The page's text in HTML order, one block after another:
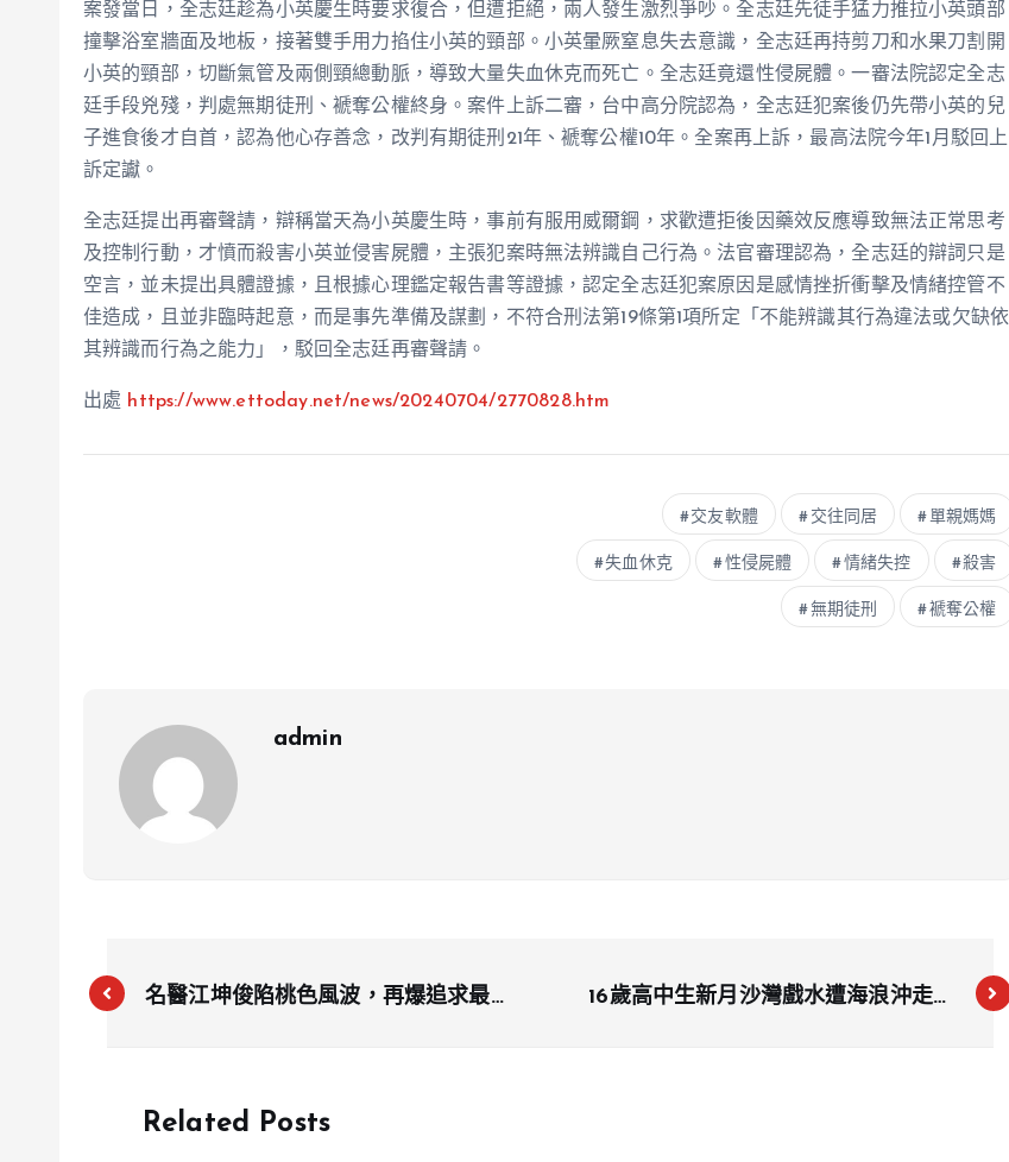
案發當日，全志廷趁為小英慶生時要求復合，但遭拒絕，兩人發生激烈爭吵。全志廷先徒手猛力推拉小英頭部
撞擊浴室牆面及地板，接著雙手用力掐住小英的頸部。小英暈厥窒息失去意識，全志廷再持剪刀和水果刀割開
小英的頸部，切斷氣管及兩側頸總動脈，導致大量失血休克而死亡。全志廷竟還性侵屍體。一審法院認定全志
廷手段兇殘，判處無期徒刑、褫奪公權終身。案件上訴二審，台中高分院認為，全志廷犯案後仍先帶小英的兒
子進食後才自首，認為他心存善念，改判有期徒刑21年、褫奪公權10年。全案再上訴，最高法院今年1月駁回上
訴定讞。
全志廷提出再審聲請，辯稱當天為小英慶生時，事前有服用威爾鋼，求歡遭拒後因藥效反應導致無法正常思考
及控制行動，才憤而殺害小英並侵害屍體，主張犯案時無法辨識自己行為。法官審理認為，全志廷的辯詞只是
空言，並未提出具體證據，且根據心理鑑定報告書等證據，認定全志廷犯案原因是感情挫折衝擊及情緒控管不
佳造成，且並非臨時起意，而是事先準備及謀劃，不符合刑法第19條第1項所定「不能辨識其行為違法或欠缺依
其辨識而行為之能力」，駁回全志廷再審聲請。
出處 https://www.ettoday.net/news/20240704/2770828.htm
交友軟體 交往同居 單親媽媽
失血休克 性侵屍體 情緒失控 殺害
無期徒刑 褫奪公權
admin
名醫江坤俊陷桃色風波，再爆追求最美
16歲高中生新月沙灣戲水遭海浪沖走，
Related Posts